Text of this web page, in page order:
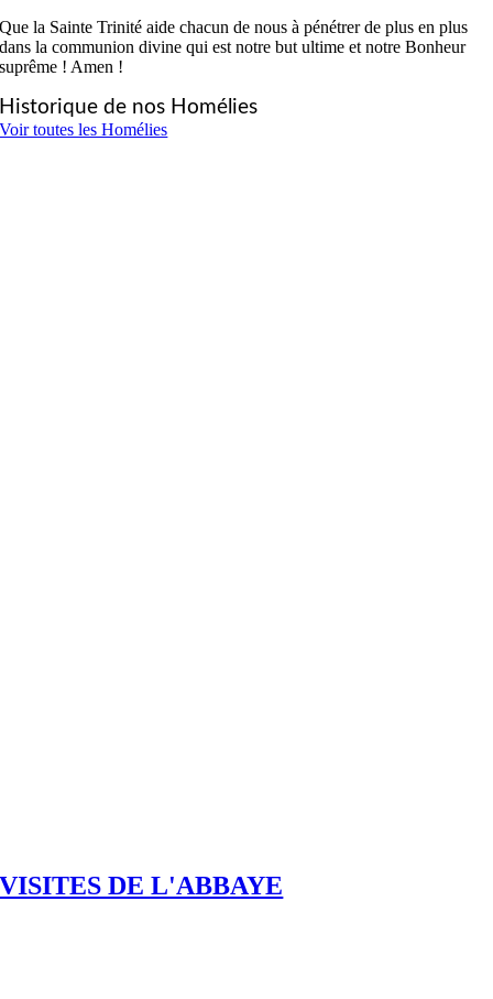
Que la Sainte Trinité aide chacun de nous à pénétrer de plus en plus
dans la communion divine qui est notre but ultime et notre Bonheur
suprême ! Amen !
Historique de nos Homélies
Voir toutes les Homélies
VISITES DE L'ABBAYE